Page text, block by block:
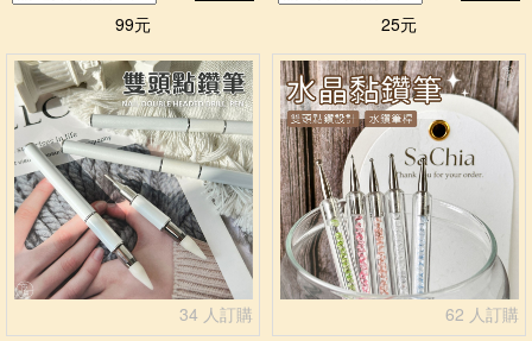
99元
25元
34 人訂購
62 人訂購